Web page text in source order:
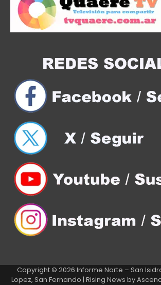
Copyright © 2026 Informe Norte – San
Lopez, San Fernando | Rising News by